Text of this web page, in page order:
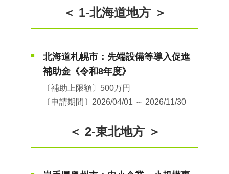
＜ 1-北海道地方 ＞
■
北海道札幌市：先端設備等導入促進
補助金《令和8年度》
〔補助上限額〕500万円
〔申請期間〕2026/04/01 ～ 2026/11/30
＜ 2-東北地方 ＞